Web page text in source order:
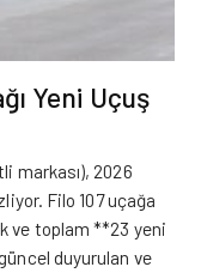
Yeni Uçuş
markası), 2026
Filo 107 uçağa
ve toplam **23 yeni
duyurulan ve